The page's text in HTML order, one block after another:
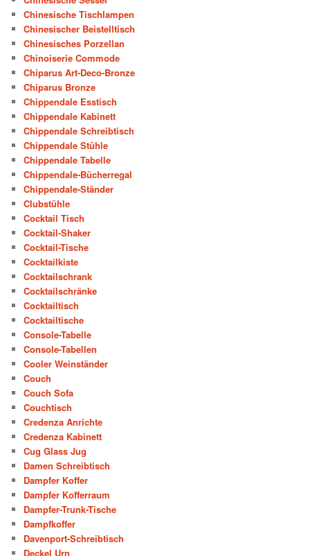
Chinesische Tischlampen
Chinesischer Beistelltisch
Chinesisches Porzellan
Chinoiserie Commode
Chiparus Art-Deco-Bronze
Chiparus Bronze
Chippendale Esstisch
Chippendale Kabinett
Chippendale Schreibtisch
Chippendale Stühle
Chippendale Tabelle
Chippendale-Bücherregal
Chippendale-Ständer
Clubstühle
Cocktail Tisch
Cocktail-Shaker
Cocktail-Tische
Cocktailkiste
Cocktailschrank
Cocktailschränke
Cocktailtisch
Cocktailtische
Console-Tabelle
Console-Tabellen
Cooler Weinständer
Couch
Couch Sofa
Couchtisch
Credenza Anrichte
Credenza Kabinett
Cug Glass Jug
Damen Schreibtisch
Dampfer Koffer
Dampfer Kofferraum
Dampfer-Trunk-Tische
Dampfkoffer
Davenport-Schreibtisch
Deckel Urn